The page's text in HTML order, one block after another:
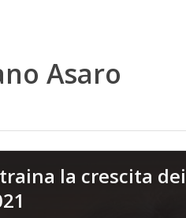
Asaro
la crescita